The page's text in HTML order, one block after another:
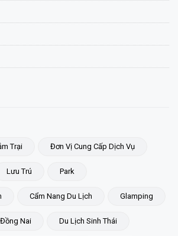
Trại Đơn Vị Cung Cấp Dịch Vụ
Lưu Trú Park
Cẩm Nang Du Lịch Glamping
Đồng Nai Du Lịch Sinh Thái